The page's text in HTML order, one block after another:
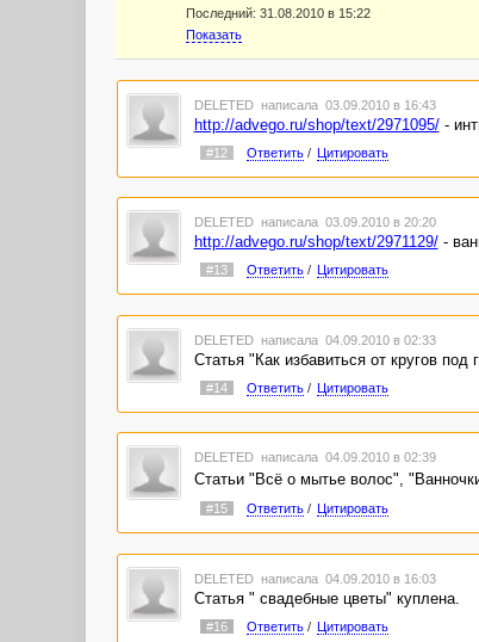
Последний: 31.08.2010 в 15:22
Показать
DELETED написала 03.09.2010 в 16:43
http://advego.ru/shop/text/2971095/-
#12 Ответить/ Цитировать
DELETED написала 03.09.2010 в 20:20
http://advego.ru/shop/text/2971129/-
#13 Ответить/ Цитировать
DELETED написала 04.09.2010 в 02:33
Статья "Как избавиться от кругов под
#14 Ответить/ Цитировать
DELETED написала 04.09.2010 в 02:39
Статьи "Всё о мытье волос",
#15 Ответить/ Цитировать
DELETED написала 04.09.2010 в 16:03
Статья " свадебные цветы" куплена.
#16 Ответить/ Цитировать